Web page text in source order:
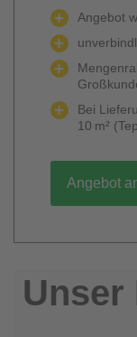
Angebot
Bei
10 m²
Angebot
Unser